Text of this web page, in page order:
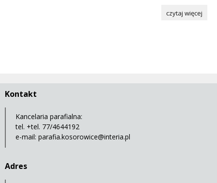
czytaj więcej
Kontakt
Kancelaria parafialna:
tel. +tel. 77/4644192
e-mail: parafia.kosorowice@interia.pl
Adres